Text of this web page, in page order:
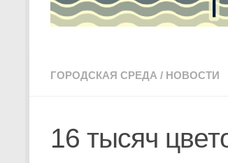
ГОРОДСКАЯ СРЕДА / НОВОСТИ
16 тысяч